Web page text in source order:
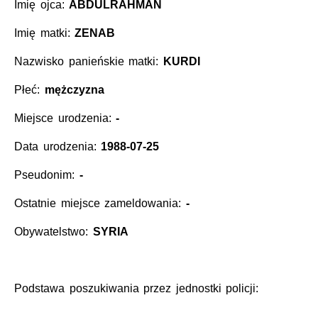
Imię ojca:ABDULRAHMAN
Imię matki:ZENAB
Nazwisko panieńskie matki: KURDI
Płeć: mężczyzna
Miejsce urodzenia:-
Data urodzenia: 1988-07-25
Pseudonim: -
Ostatnie miejsce zameldowania: -
Obywatelstwo: SYRIA
Podstawa poszukiwania przez jednostki policji: